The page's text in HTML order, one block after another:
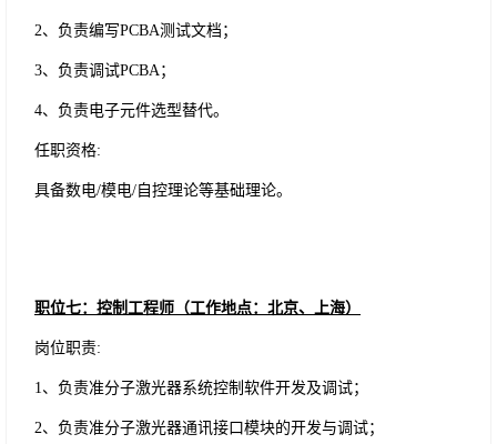
2、负责编写PCBA测试文档；
3、负责调试PCBA；
4、负责电子元件选型替代。
任职资格:
具备数电/模电/自控理论等基础理论。
职位七：控制工程师（工作地点： 北京、上海）
岗位职责:
1、负责准分子激光器系统控制软件开发及调试；
2、负责准分子激光器通讯接口模块的开发与调试；